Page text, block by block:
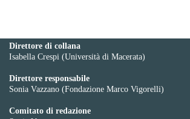
Direttore di collana
Isabella Crespi (Università di Macerata)
Direttore responsabile
Sonia Vazzano (Fondazione Marco Vigorelli)
Comitato di redazione